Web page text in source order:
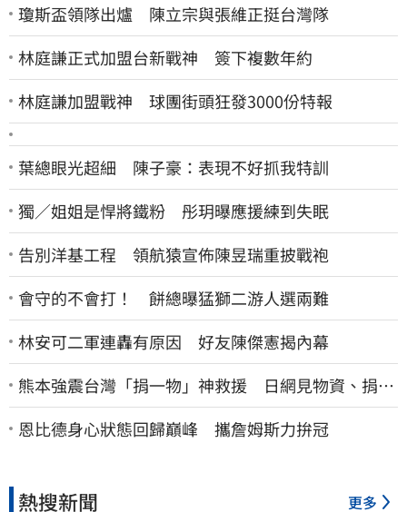
瓊斯盃領隊出爐 陳立宗與張維正挺台灣隊
林庭謙正式加盟台新戰神 簽下複數年約
林庭謙加盟戰神 球團街頭狂發3000份特報
葉總眼光超細 陳子豪：表現不好抓我特訓
獨／姐姐是悍將鐵粉 彤玥曝應援練到失眠
告別洋基工程 領航猿宣佈陳昱瑞重披戰袍
會守的不會打！ 餅總曝猛獅二游人選兩難
林安可二軍連轟有原因 好友陳傑憲揭內幕
熊本強震台灣「捐一物」神救援 日網見物資、捐款
喊：給台灣統治算了
恩比德身心狀態回歸巔峰 攜詹姆斯力拚冠
熱搜新聞 更多